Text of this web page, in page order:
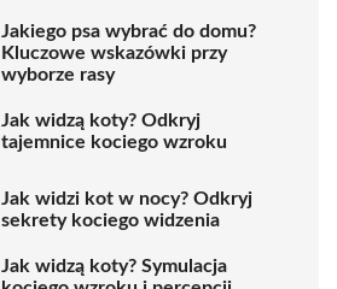
Jakiego psa wybrać do domu?
Kluczowe wskazówki przy
wyborze rasy
Jak widzą koty? Odkryj
tajemnice kociego wzroku
Jak widzi kot w nocy? Odkryj
sekrety kociego widzenia
Jak widzą koty? Symulacja